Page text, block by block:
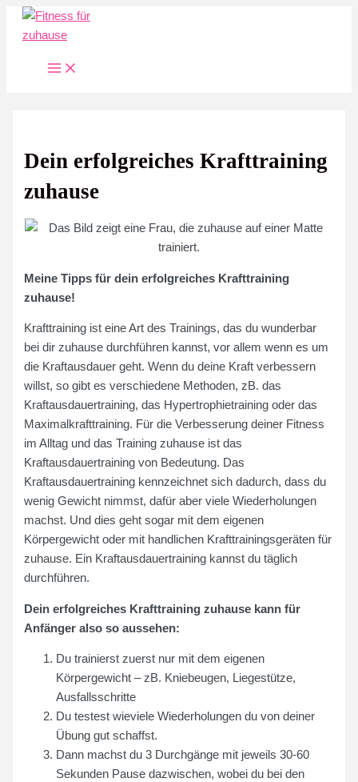
Zum
Inhalt
Main
Menu
Dein erfolgreiches Krafttraining
zuhause
Meine Tipps für dein erfolgreiches Krafttraining
zuhause!
Krafttraining ist eine Art des Trainings, das du wunderbar
bei dir zuhause durchführen kannst, vor allem wenn es um
die Kraftausdauer geht. Wenn du deine Kraft verbessern
willst, so gibt es verschiedene Methoden, zB. das
Kraftausdauertraining, das Hypertrophietraining oder das
Maximalkrafttraining. Für die Verbesserung deiner Fitness
im Alltag und das Training zuhause ist das
Kraftausdauertraining von Bedeutung. Das
Kraftausdauertraining kennzeichnet sich dadurch, dass du
wenig Gewicht nimmst, dafür aber viele Wiederholungen
machst. Und dies geht sogar mit dem eigenen
Körpergewicht oder mit handlichen Krafttrainingsgeräten für
zuhause. Ein Kraftausdauertraining kannst du täglich
durchführen.
Dein erfolgreiches Krafttraining zuhause kann für
Anfänger also so aussehen:
Du trainierst zuerst nur mit dem eigenen
Körpergewicht – zB. Kniebeugen, Liegestütze,
Ausfallsschritte
Du testest wieviele Wiederholungen du von deiner
Übung gut schaffst.
Dann machst du 3 Durchgänge mit jeweils 30-60
Sekunden Pause dazwischen, wobei du bei den